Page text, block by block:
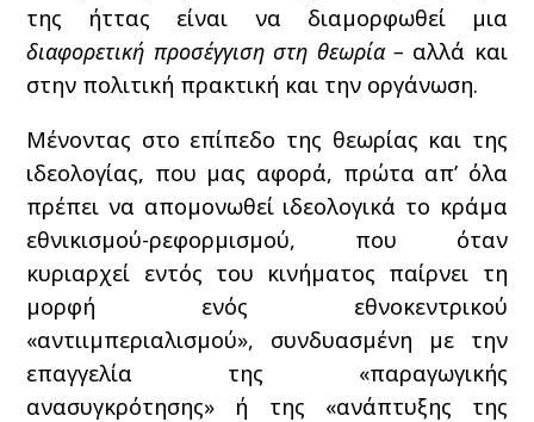
της ήττας είναι να διαμορφωθεί μια
διαφορετική προσέγγιση στη θεωρία – αλλά και
στην πολιτική πρακτική και την οργάνωση.
Μένοντας στο επίπεδο της θεωρίας και της
ιδεολογίας, που μας αφορά, πρώτα απ’ όλα
πρέπει να απομονωθεί ιδεολογικά το κράμα
εθνικισμού-ρεφορμισμού, που όταν
κυριαρχεί εντός του κινήματος παίρνει τη
μορφή ενός εθνοκεντρικού
«αντιιμπεριαλισμού», συνδυασμένη με την
επαγγελία της «παραγωγικής
ανασυγκρότησης» ή της «ανάπτυξης της